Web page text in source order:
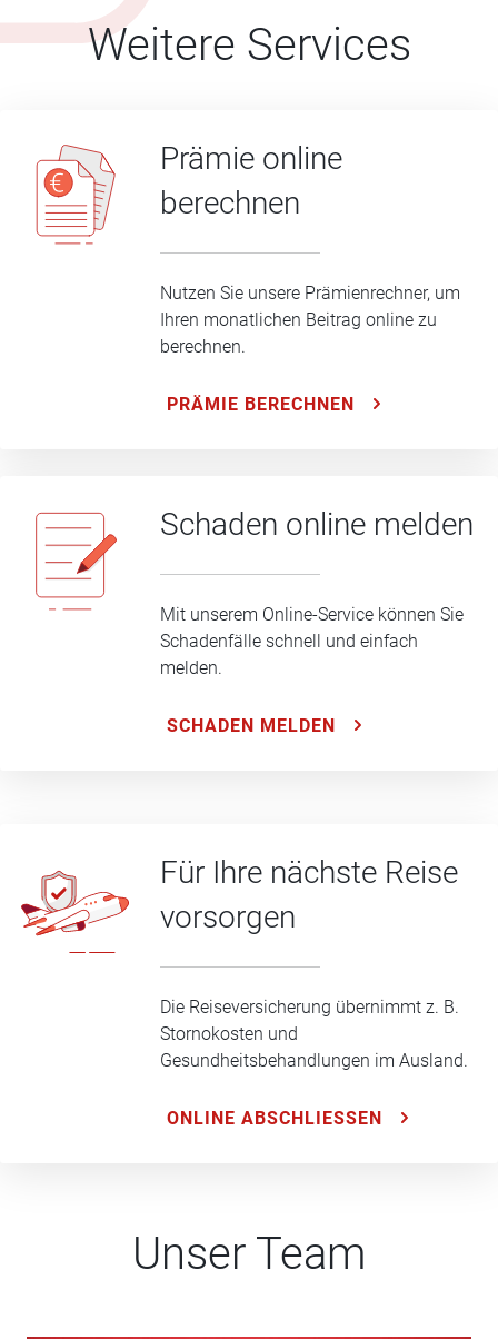
Weitere Services
Prämie online
berechnen
Nutzen Sie unsere Prämienrechner, um
Ihren monatlichen Beitrag online zu
berechnen.
PRÄMIE BERECHNEN
Schaden online melden
Mit unserem Online-Service können Sie
Schadenfälle schnell und einfach
melden.
SCHADEN MELDEN
Für Ihre nächste Reise
vorsorgen
Die Reiseversicherung übernimmt z. B.
Stornokosten und
Gesundheitsbehandlungen im Ausland.
ONLINE ABSCHLIESSEN
Unser Team